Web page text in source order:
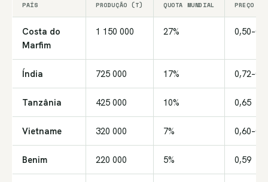
PAÍS PRODUÇÃO (T) QUOTA MUNDIAL PREÇO
Costa do
Marfim
1 150 000 27%
Índia 725 000 17%
Tanzânia 425 000 10% 0,65
Vietname 320 000 7%
Benim 220 000 5% 0,59